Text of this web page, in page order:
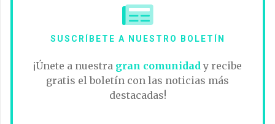
SUSCRÍBETE A NUESTRO BOLETÍN
¡Únete a nuestra gran comunidad y recibe
gratis el boletín con las noticias más
destacadas!